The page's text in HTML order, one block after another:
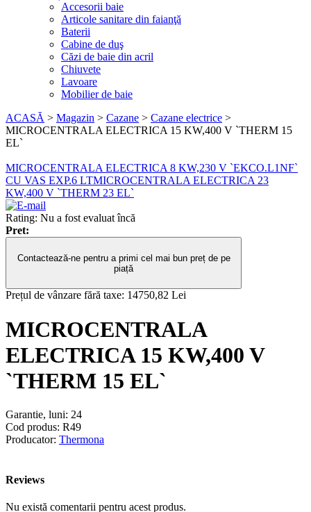
Accesorii baie
Articole sanitare din faianţă
Baterii
Cabine de duş
Căzi de baie din acril
Chiuvete
Lavoare
Mobilier de baie
ACASĂ > Magazin > Cazane > Cazane electrice >
MICROCENTRALA ELECTRICA 15 KW,400 V `THERM 15
EL`
MICROCENTRALA ELECTRICA 8 KW,230 V `EKCO.L1NF`
CU VAS EXP.6 LTMICROCENTRALA ELECTRICA 23
KW,400 V `THERM 23 EL`
Rating: Nu a fost evaluat încă
Pret:
Contactează-ne pentru a primi cel mai bun preț de pe
piață
Prețul de vânzare fără taxe: 14750,82 Lei
MICROCENTRALA
ELECTRICA 15 KW,400 V
`THERM 15 EL`
Garantie, luni: 24
Cod produs: R49
Producator: Thermona
Reviews
Nu există comentarii pentru acest produs.